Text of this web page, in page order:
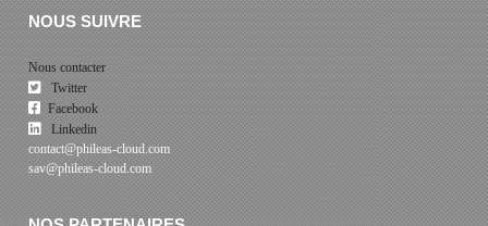
NOUS SUIVRE
Nous contacter
Twitter
Facebook
Linkedin
contact@phileas-cloud.com
sav@phileas-cloud.com